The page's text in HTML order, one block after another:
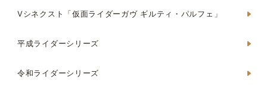
Vシネクスト「仮面ライダーガヴ ギルティ・パルフェ」
平成ライダーシリーズ
令和ライダーシリーズ